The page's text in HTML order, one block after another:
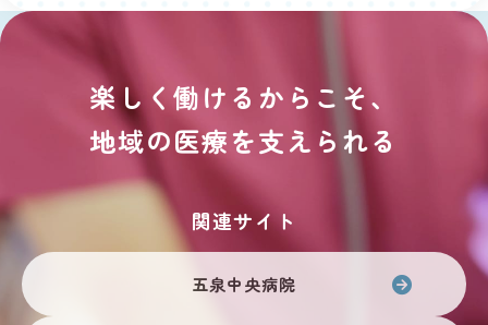
楽しく働けるからこそ、
地域の医療を支えられる
関連サイト
五泉中央病院